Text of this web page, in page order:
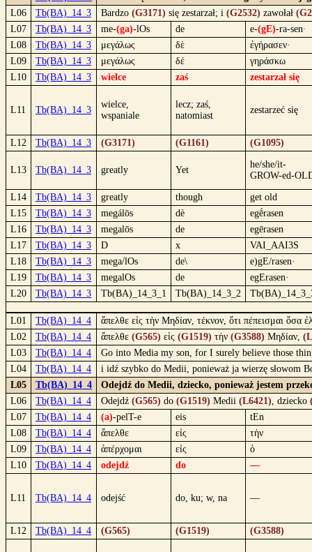
L06
Tb(BA)_14_3 Bardzo (G3171) się zestarzał; i (G2532) zawołał
L07
Tb(BA)_14_3 me-(ga)-lOs de e-(gE)-ra-sen·
L08
Tb(BA)_14_3 μεγάλως δὲ
ἐγήρασεν·
L09
Tb(BA)_14_3 μεγάλως δέ
γηράσκω
L10
Tb(BA)_14_3 wielce zaś zestarzał się
L11 Tb(BA)_14_3
wielce,
wspaniale
lecz; zaś,
natomiast
zestarzeć się
L12 Tb(BA)_14_3 (G3171) (G1161) (G1095)
L13 Tb(BA)_14_3 greatly Yet
he/she/it-
GROW-ed-
L14 Tb(BA)_14_3 greatly though
get old
L15
Tb(BA)_14_3 megálōs dè
egḗrasen
L16
Tb(BA)_14_3 megalōs de
egērasen
L17
Tb(BA)_14_3 D x
VAI_AAI3S
L18
Tb(BA)_14_3 mega/lOs de\
e)gE/rasen·
L19
Tb(BA)_14_3 megalOs de
egErasen·
L20
Tb(BA)_14_3 Tb(BA)_14_3_1 Tb(BA)_14_3_2
L01 Tb(BA)_14_4
ἄπελθε εἰς τὴν Μηδίαν, τέκνον, ὅτι πέπεισμαι ὅσα
L02
Tb(BA)_14_4 ἄπελθε (G565) εἰς (G1519) τὴν (G3588) Μηδίαν,
L03
Tb(BA)_14_4
Go into Media my son, for I surely believe those
L04
Tb(BA)_14_4
i idź szybko do Medii, ponieważ ja wierzę słowom
L05
Tb(BA)_14_4
Odejdź do Medii, dziecko, ponieważ jestem
L06
Tb(BA)_14_4 Odejdź (G565) do (G1519) Medii (L6421), dziecko
L07
Tb(BA)_14_4 (a)-pelT-e eis
tEn
L08
Tb(BA)_14_4 ἄπελθε εἰς
τὴν
L09
Tb(BA)_14_4 ἀπέρχομαι εἰς
ὁ
L10
Tb(BA)_14_4 odejdź do —
L11 Tb(BA)_14_4 odejść do, ku; w, na —
L12 Tb(BA)_14_4 (G565) (G1519) (G3588)